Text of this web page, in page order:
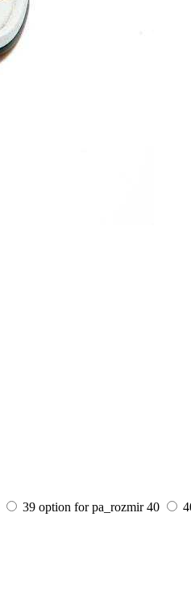
39 option for pa_rozmir 40